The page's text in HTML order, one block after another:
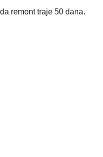
remont traje 50 dana.